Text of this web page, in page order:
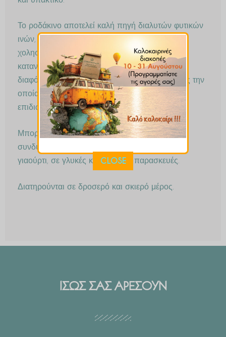
Το ροδάκινο αποτελεί καλή πηγή διαλυτών φυτικών
ινών, συμβάλλοντας έτσι στη μείωση της LDL-
χοληστερόλης, γι αυτό συστήνεται η συχνή του
κατανάλωση, ενώ λόγω του ογκώδους των
διαφόρων λαχανικών και της χαμηλής ενέργειας την
οποία παρέχουν καταναλώνονται από όσους
επιδιώκουν να αδυνατίσουν.
Μπορείτε να την καταναλώσετε μόνη ή σε
συνδυασμό με ξηρούς καρπούς. Σε σαλάτες, σε
γιαούρτι, σε γλυκές και αλμυρές παρασκευές.
Διατηρούνται σε δροσερό και σκιερό μέρος.
ΙΣΩΣ ΣΑΣ ΑΡΕΣΟΥΝ
CLOSE